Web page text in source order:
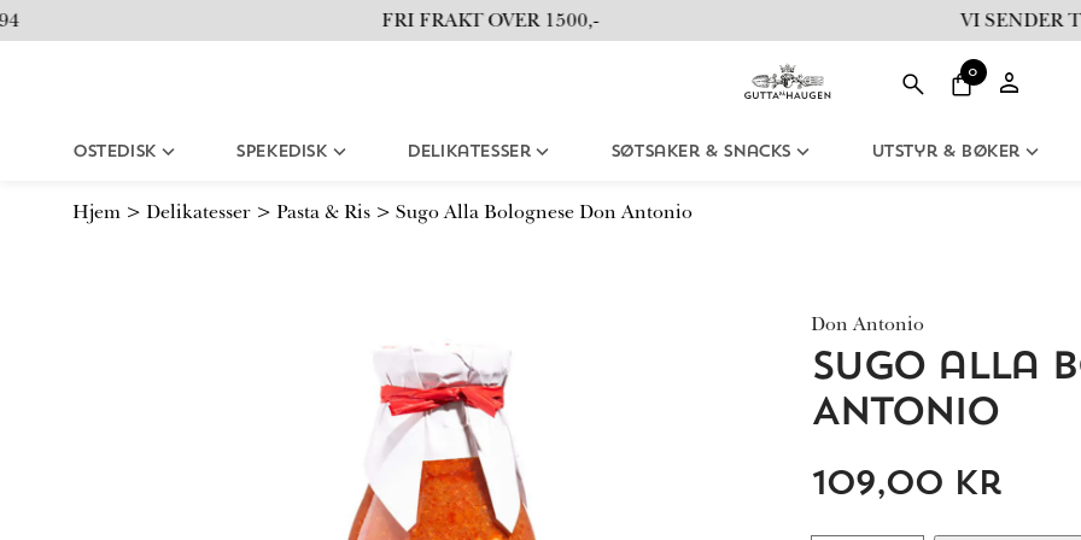
i
l
FRI FRAKT OVER 1500,- VI SENDER
0
Ostedisk Spekedisk Delikatesser Søtsaker & Snacks Utstyr & Bøker
Hjem > Delikatesser > Pasta & Ris > Sugo Alla Bolognese Don Antonio
Don Antonio
Sugo alla
Antonio
109,00 kr